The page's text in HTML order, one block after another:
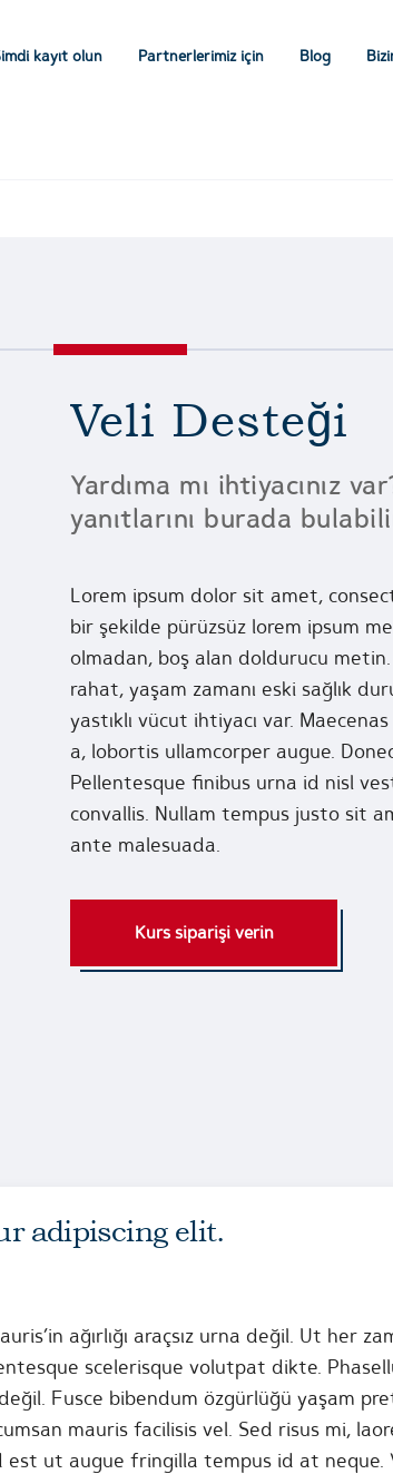
kayıt olun Partnerlerimiz için Blog
Veli Desteği
Yardıma mı ihtiyacınız
yanıtlarını burada
Lorem ipsum dolor sit amet,
bir şekilde pürüzsüz lorem ipsum
olmadan, boş alan doldurucu
rahat, yaşam zamanı eski sağlık
yastıklı vücut ihtiyacı var.
a, lobortis ullamcorper augue.
Pellentesque finibus urna id nisl
convallis. Nullam tempus justo sit
ante malesuada.
Kurs siparişi verin
adipiscing elit.
ağırlığı araçsız urna değil. Ut her
scelerisque volutpat dikte.
Fusce bibendum özgürlüğü yaşam
mauris facilisis vel. Sed risus mi,
est ut augue fringilla tempus id at neque.